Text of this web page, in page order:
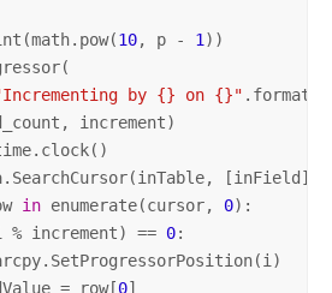
10, p - 1 ))
by {} on {}"
increment)
[inField])
in enumerate(cursor, 0):
increment) == 0:
= row[
0]